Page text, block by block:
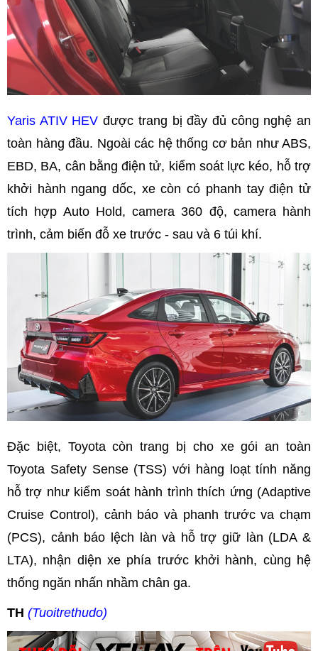
Yaris ATIV HEV được trang bị đầy đủ công nghệ an
toàn hàng đầu. Ngoài các hệ thống cơ bản như ABS,
EBD, BA, cân bằng điện tử, kiểm soát lực kéo, hỗ trợ
khởi hành ngang dốc, xe còn có phanh tay điện tử
tích hợp Auto Hold, camera 360 độ, camera hành
trình, cảm biến đỗ xe trước - sau và 6 túi khí.
Đặc biệt, Toyota còn trang bị cho xe gói an toàn
Toyota Safety Sense (TSS) với hàng loạt tính năng
hỗ trợ như kiểm soát hành trình thích ứng (Adaptive
Cruise Control), cảnh báo và phanh trước va chạm
(PCS), cảnh báo lệch làn và hỗ trợ giữ làn (LDA &
LTA), nhận diện xe phía trước khởi hành, cùng hệ
thống ngăn nhấn nhầm chân ga.
TH (Tuoitrethudo)